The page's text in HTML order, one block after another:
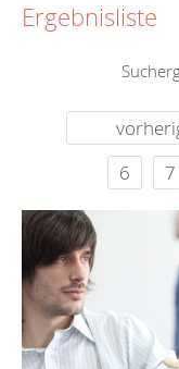
Ergebnisliste
6
7